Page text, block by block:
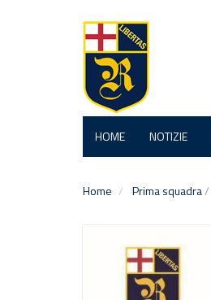
HOME NOTIZIE
Home Prima squadra/